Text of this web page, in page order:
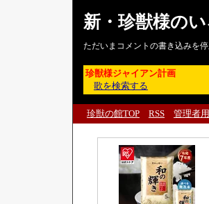
新・珍獣様の
ただいまコメントの書き込みを
珍獣様ジャイアン計画
歌を検索する
珍獣の館TOP RSS 管理者用